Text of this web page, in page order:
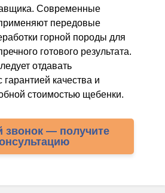
Современные
передовые
горной породы для
готового результата.
отдавать
качества и
стоимостью щебенки.
звонок — получите